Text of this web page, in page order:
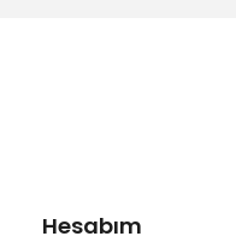
Hesabım